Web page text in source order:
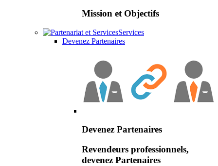
Mission et Objectifs
Services
Devenez Partenaires
Devenez Partenaires
Revendeurs professionnels,
devenez Partenaires